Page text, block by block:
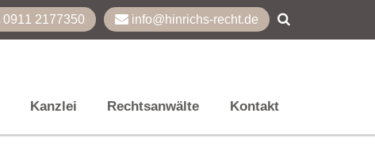
0911 2177350 info@hinrichs-recht.de
Kanzlei Rechtsanwälte Kontakt